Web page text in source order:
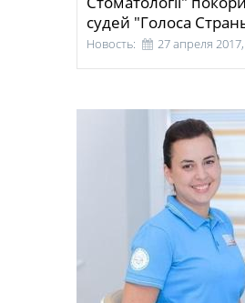
судей "Голоса
Новость: 27 апреля